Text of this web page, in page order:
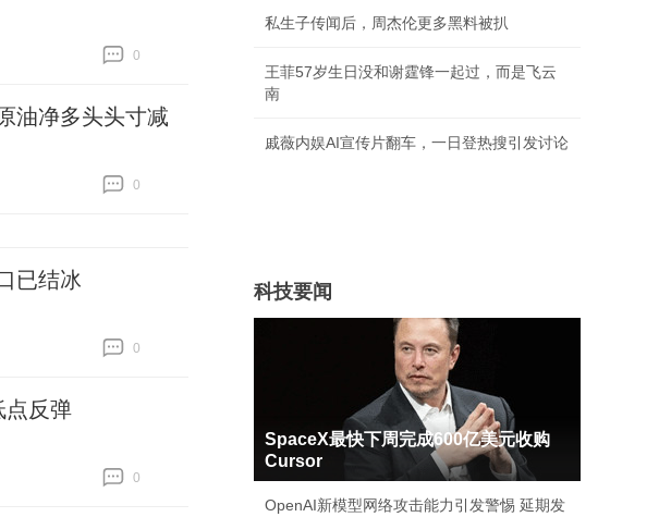
0
油净多头头寸减
0
已结冰
0
点反弹
0
私生子传闻后，周杰伦更多黑料被扒
王菲57岁生日没和谢霆锋一起过，而是飞云
南
戚薇内娱AI宣传片翻车，一日登热搜引发讨论
科技要闻
SpaceX最快下周完成600亿美元收购
Cursor
OpenAI新模型网络攻击能力引发警惕 延期发